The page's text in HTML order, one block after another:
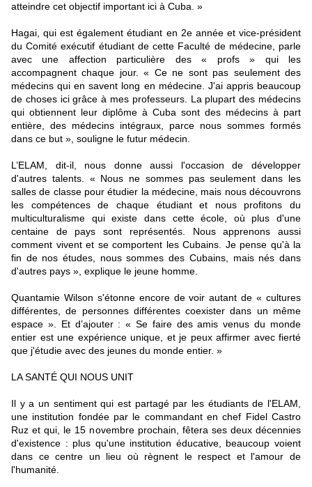
atteindre cet objectif important ici à Cuba. »
Hagai, qui est également étudiant en 2e année et vice-président
du Comité exécutif étudiant de cette Faculté de médecine, parle
avec une affection particulière des « profs » qui les
accompagnent chaque jour. « Ce ne sont pas seulement des
médecins qui en savent long en médecine. J'ai appris beaucoup
de choses ici grâce à mes professeurs. La plupart des médecins
qui obtiennent leur diplôme à Cuba sont des médecins à part
entière, des médecins intégraux, parce nous sommes formés
dans ce but », souligne le futur médecin.
L’ELAM, dit-il, nous donne aussi l'occasion de développer
d'autres talents. « Nous ne sommes pas seulement dans les
salles de classe pour étudier la médecine, mais nous découvrons
les compétences de chaque étudiant et nous profitons du
multiculturalisme qui existe dans cette école, où plus d'une
centaine de pays sont représentés. Nous apprenons aussi
comment vivent et se comportent les Cubains. Je pense qu'à la
fin de nos études, nous sommes des Cubains, mais nés dans
d'autres pays », explique le jeune homme.
Quantamie Wilson s'étonne encore de voir autant de « cultures
différentes, de personnes différentes coexister dans un même
espace ». Et d’ajouter : « Se faire des amis venus du monde
entier est une expérience unique, et je peux affirmer avec fierté
que j'étudie avec des jeunes du monde entier. »
LA SANTÉ QUI NOUS UNIT
Il y a un sentiment qui est partagé par les étudiants de l'ELAM,
une institution fondée par le commandant en chef Fidel Castro
Ruz et qui, le 15 novembre prochain, fêtera ses deux décennies
d'existence : plus qu'une institution éducative, beaucoup voient
dans ce centre un lieu où règnent le respect et l'amour de
l'humanité.